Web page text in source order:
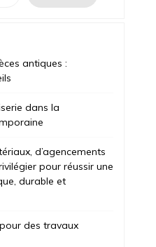
antiques :
dans la
d’agencements
pour réussir une
durable et
des travaux